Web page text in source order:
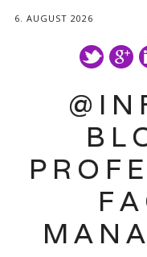
6. AUGUST 2026